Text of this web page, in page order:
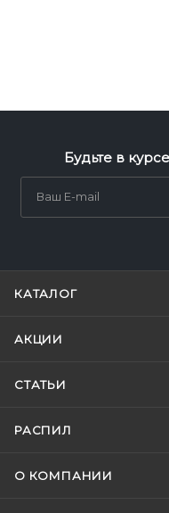
Будьте в
КАТАЛОГ
АКЦИИ
СТАТЬИ
РАСПИЛ
О КОМПАНИИ